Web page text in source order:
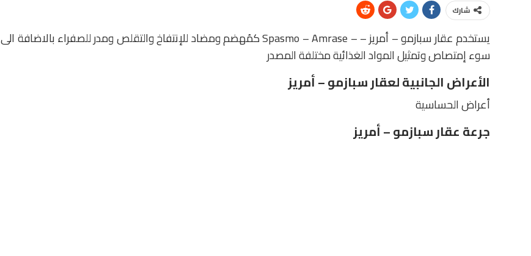
شارك
يستخدم عقار سبازمو – أمريز – – Spasmo – Amrase كمُهضم ومضاد للإنتفاخ والتقلص ومدر للصفراء بالاضافة الى
سوء إمتصاص وتمثيل المواد الغذائية مختلفة المصدر
الأعراض الجانبية لعقار سبازمو – أمريز
أعراض الحساسية
جرعة عقار سبازمو – أمريز